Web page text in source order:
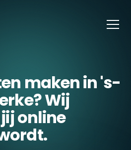
maken in 's-
Wij
online